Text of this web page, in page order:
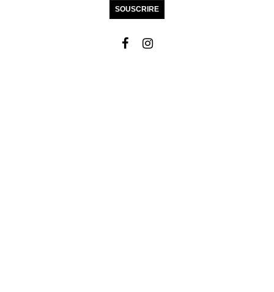
SOUSCRIRE